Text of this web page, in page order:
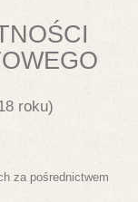
roku)
za pośrednictwem